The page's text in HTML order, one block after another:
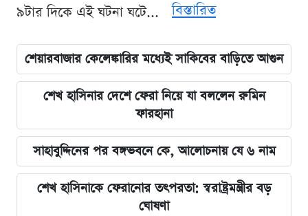
৯টার দিকে এই ঘটনা ঘটে...
বিস্তারিত
শেয়ারবাজার কেলেঙ্কারির মধ্যেই সাকিবের বাড়িতে আগুন
শেখ হাসিনার দেশে ফেরা নিয়ে যা বললেন রুমিন
ফারহানা
সাহাবুদ্দিনের পর বঙ্গভবনে কে, আলোচনায় যে ৬ নাম
শেখ হাসিনাকে ফেরানোর তৎপরতা: স্বরাষ্ট্রমন্ত্রীর বড়
ঘোষণা